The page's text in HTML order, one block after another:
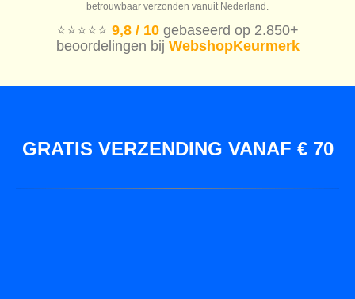
betrouwbaar verzonden vanuit Nederland.
⭐️⭐️⭐️⭐️⭐️ 9,8 / 10 gebaseerd op 2.850+
beoordelingen bij WebshopKeurmerk
GRATIS VERZENDING VANAF € 70